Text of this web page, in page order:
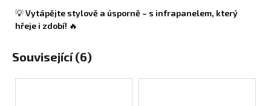
💡Vytápějte stylově a úsporně – s infrapanelem, který
hřeje i zdobí! 🔥
Související (6)